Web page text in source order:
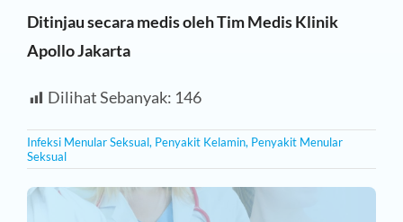
Ditinjau secara medis oleh Tim Medis Klinik
Apollo Jakarta
Dilihat Sebanyak: 146
Infeksi Menular Seksual, Penyakit Kelamin, Penyakit Menular
Seksual